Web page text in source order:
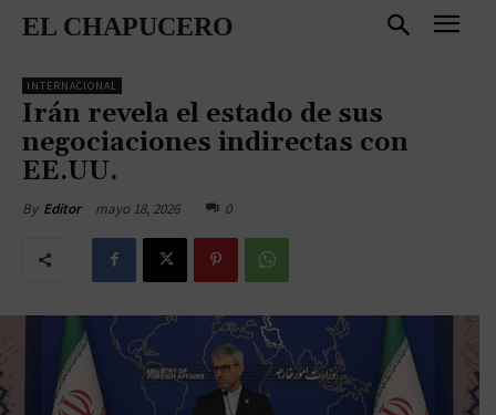
EL CHAPUCERO
INTERNACIONAL
Irán revela el estado de sus
negociaciones indirectas con
EE.UU.
By Editor mayo 18, 2026 0